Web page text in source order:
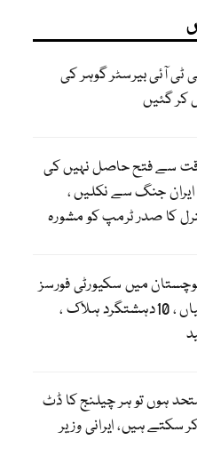
ٹی آئی بیرسٹر گوہر کی
کر گئیں
سے فتح حاصل نہیں کی
جنگ سے نکلیں ،
کا صدر ٹرمپ کو مشورہ
میں سکیورٹی فورسز
کی کارروائیاں ، 10دہشتگرد ہلاک ،
ہوں تو ہر چیلنج کا ڈٹ
سکتے ہیں، ایرانی وزیر